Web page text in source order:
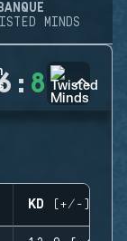
MINDS
: 8
KD (+/-)